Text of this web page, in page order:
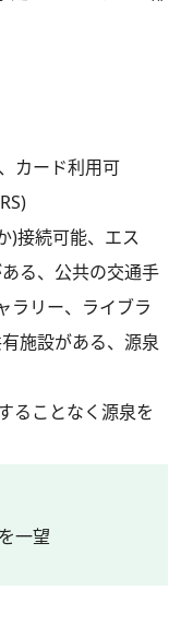
カード利用可
)接続可能、エス
る、公共の交通手
ラリー、ライブラ
施設がある、源泉
ることなく源泉を
一望